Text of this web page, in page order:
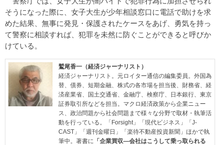
そうになった際に、女子大生が少年相談窓口に電話で助けを求
めた結果、無事に発見・保護されたケースをあげ、勇気を持っ
て警察に相談すれば、犯罪を未然に防ぐことができると呼びか
けている。
鷲尾香一（経済ジャーナリスト）
経済ジャーナリスト。元ロイター通信の編集委員。外国為
替、債券、短期金融、株式の各市場を担当後、財務省、経
済産業省、国土交通省、金融庁、検察庁、日本銀行、東京
証券取引所などを担当。マクロ経済政策から企業ニュー
ス、政治問題から社会問題まで様々な分野で取材・執筆活
動を行っている。「Forsight」「現代ビジネス」「J-
CAST」「週刊金曜日」「楽待不動産投資新聞」ほかで執
筆中。著書に 「企業買収―会社はこうして乗っ取られる